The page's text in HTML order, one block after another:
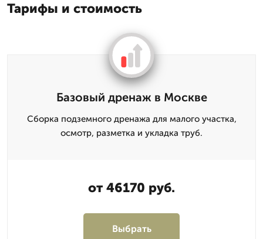
Тарифы и стоимость
Базовый дренаж в Москве
Сборка подземного дренажа для малого участка,
осмотр, разметка и укладка труб.
от 46170 руб.
Выбрать